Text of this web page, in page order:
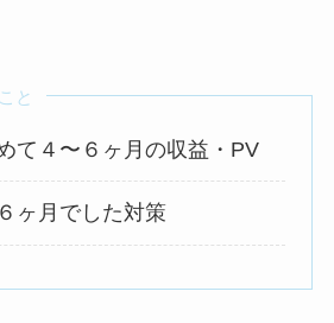
と
て４〜６ヶ月の収益・PV
ヶ月でした対策